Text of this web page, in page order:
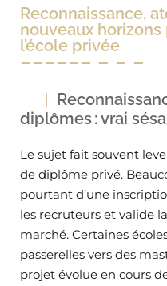
Reconnaissance,
nouveaux
l’école privée
diplômes : vrai
Le sujet fait souvent
de diplôme privé.
pourtant d’une
les recruteurs et valide
marché. Certaines
passerelles vers des
projet évolue en cours